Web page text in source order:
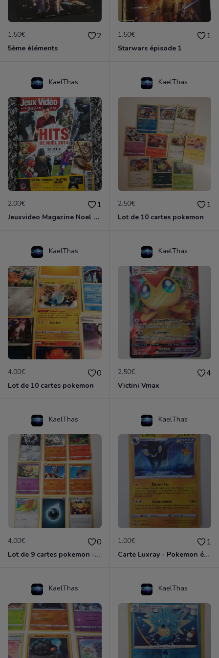
1.50€ 2
5ème éléments
1.50€ 1
Starwars épisode 1
KaelThas
2.00€ 1
Jeuxvideo Magazine Noel 2014
KaelThas
2.50€ 1
Lot de 10 cartes pokemon
KaelThas
4.00€ 0
Lot de 10 cartes pokemon
KaelThas
2.50€ 4
Victini Vmax
KaelThas
4.00€ 0
Lot de 9 cartes pokemon - épée et bouclier
KaelThas
1.00€ 1
Carte Luxray - Pokemon épée et bouclier
KaelThas KaelThas